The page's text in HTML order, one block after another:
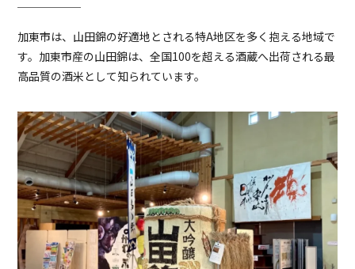
加東市は、山田錦の好適地とされる特A地区を多く抱える地域で
す。加東市産の山田錦は、全国100を超える酒蔵へ出荷される最
高品質の酒米として知られています。